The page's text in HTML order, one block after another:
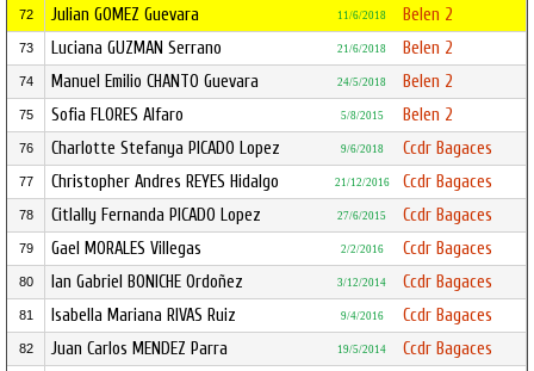
72 Julian GOMEZ Guevara 11/6/2018 Belen 2
73 Luciana GUZMAN Serrano 21/6/2018 Belen 2
74 Manuel Emilio CHANTO Guevara 24/5/2018 Belen 2
75 Sofia FLORES Alfaro 5/8/2015 Belen 2
76 Charlotte Stefanya PICADO Lopez 9/6/2018 Ccdr Bagaces
77 Christopher Andres REYES Hidalgo 21/12/2016 Ccdr Bagaces
78 Citlally Fernanda PICADO Lopez 27/6/2015 Ccdr Bagaces
79 Gael MORALES Villegas 2/2/2016 Ccdr Bagaces
80 Ian Gabriel BONICHE Ordoñez 3/12/2014 Ccdr Bagaces
81 Isabella Mariana RIVAS Ruiz 9/4/2016 Ccdr Bagaces
82 Juan Carlos MENDEZ Parra 19/5/2014 Ccdr Bagaces